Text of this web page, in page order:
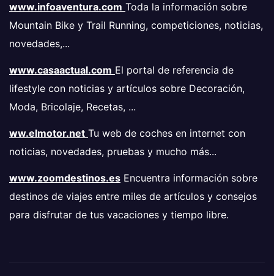
www.infoaventura.com Toda la información sobre
Mountain Bike y Trail Running, competiciones, noticias,
novedades,...
www.casaactual.com El portal de referencia de
lifestyle con noticias y artículos sobre Decoración,
Moda, Bricolaje, Recetas, ...
ww.elmotor.net Tu web de coches en internet con
noticias, novedades, pruebas y mucho más...
www.zoomdestinos.es Encuentra información sobre
destinos de viajes entre miles de artículos y consejos
para disfrutar de tus vacaciones y tiempo libre.